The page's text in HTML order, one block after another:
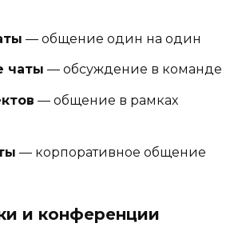
— общение один на один
чаты — обсуждение в команде
— общение в рамках
— корпоративное общение
и конференции